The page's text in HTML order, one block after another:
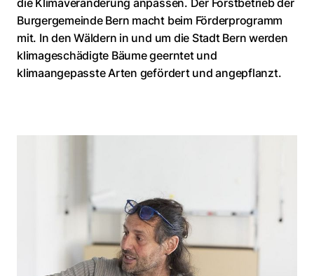
die Klimaveränderung anpassen. Der Forstbetrieb der
Burgergemeinde Bern macht beim Förderprogramm
mit. In den Wäldern in und um die Stadt Bern werden
klimageschädigte Bäume geerntet und
klimaangepasste Arten gefördert und angepflanzt.